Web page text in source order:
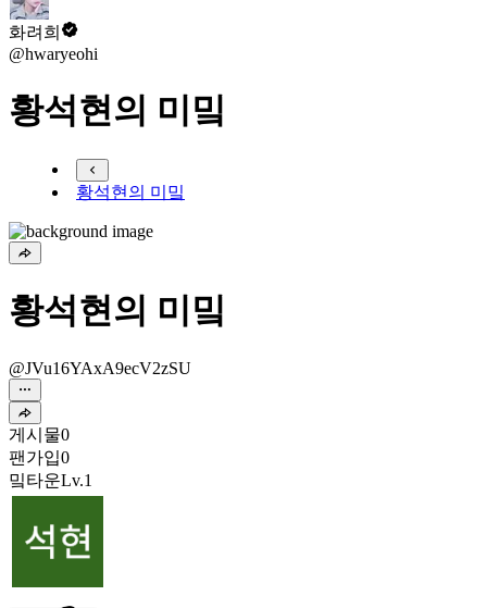
화려희
@hwaryeohi
황석현의 미밐
황석현의 미밐
황석현의 미밐
@JVu16YAxA9ecV2zSU
게시물0
팬가입0
밐타운Lv.1